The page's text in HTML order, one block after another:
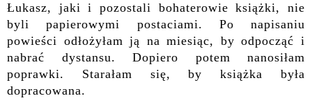
Łukasz, jaki i pozostali bohaterowie książki, nie
byli papierowymi postaciami. Po napisaniu
powieści odłożyłam ją na miesiąc, by odpocząć i
nabrać dystansu. Dopiero potem nanosiłam
poprawki. Starałam się, by książka była
dopracowana.